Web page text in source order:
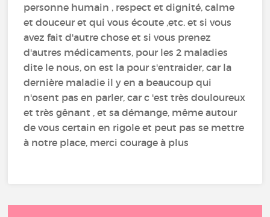
personne humain , respect et dignité, calme
et douceur et qui vous écoute ,etc. et si vous
avez fait d'autre chose et si vous prenez
d'autres médicaments, pour les 2 maladies
dite le nous, on est la pour s'entraider, car la
dernière maladie il y en a beaucoup qui
n'osent pas en parler, car c 'est très douloureux
et très gênant , et sa démange, même autour
de vous certain en rigole et peut pas se mettre
à notre place, merci courage à plus